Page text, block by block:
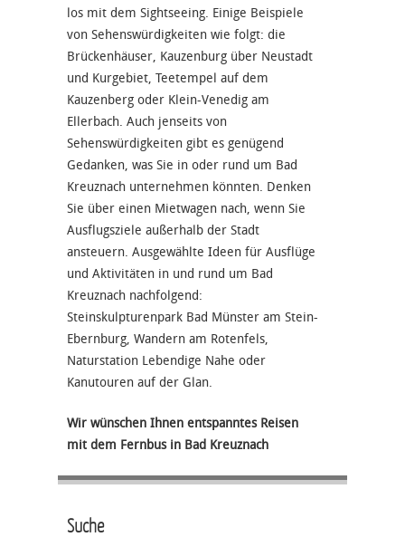
los mit dem Sightseeing. Einige Beispiele
von Sehenswürdigkeiten wie folgt: die
Brückenhäuser, Kauzenburg über Neustadt
und Kurgebiet, Teetempel auf dem
Kauzenberg oder Klein-Venedig am
Ellerbach. Auch jenseits von
Sehenswürdigkeiten gibt es genügend
Gedanken, was Sie in oder rund um Bad
Kreuznach unternehmen könnten. Denken
Sie über einen Mietwagen nach, wenn Sie
Ausflugsziele außerhalb der Stadt
ansteuern. Ausgewählte Ideen für Ausflüge
und Aktivitäten in und rund um Bad
Kreuznach nachfolgend:
Steinskulpturenpark Bad Münster am Stein-
Ebernburg, Wandern am Rotenfels,
Naturstation Lebendige Nahe oder
Kanutouren auf der Glan.
Wir wünschen Ihnen entspanntes Reisen
mit dem Fernbus in Bad Kreuznach
Suche